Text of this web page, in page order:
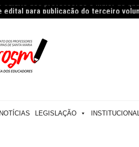
edital para publicação do terceiro
NOTÍCIAS LEGISLAÇÃO INSTITUCIONAL